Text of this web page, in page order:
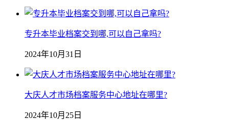
专升本毕业档案交到哪,可以自己拿吗?
2024年10月31日
大庆人才市场档案服务中心地址在哪里?
2024年10月25日